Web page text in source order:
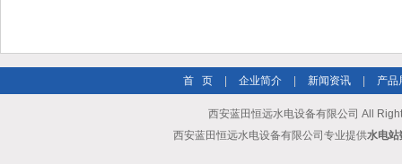
首 页 企业简介 新闻资讯 产品
西安蓝田恒远水电设备有限公司 All
西安蓝田恒远水电设备有限公司专业提供水电站